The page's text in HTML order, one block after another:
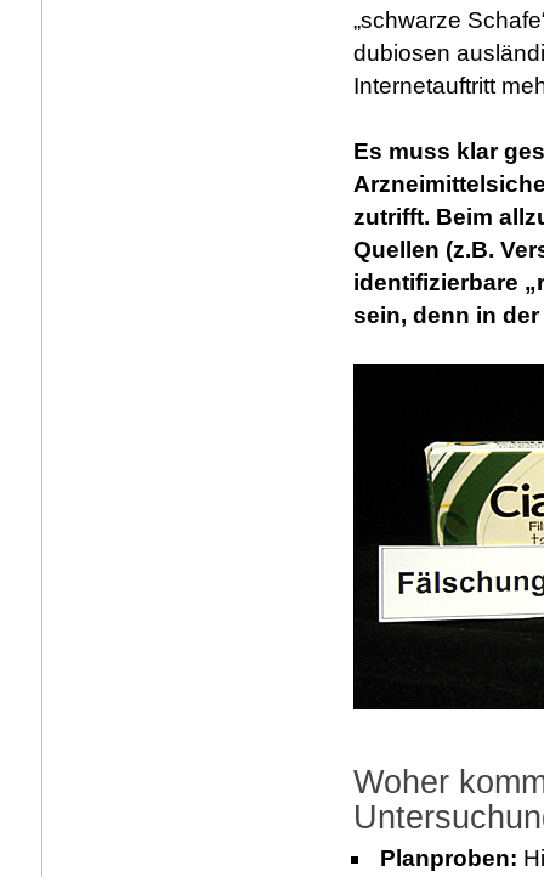
„schwarze
dubiosen
Internetauftritt
Es muss klar
zutrifft. Beim
Quellen (z.B.
identifizierbare
sein, denn in
Woher
Planproben: